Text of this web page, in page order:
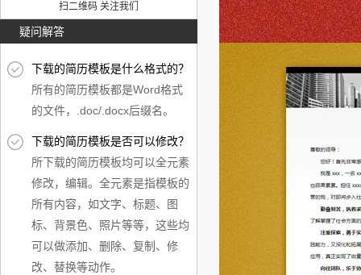
扫二维码 关注我们
疑问解答
下载的简历模板是什么格式的？
所有的简历模板都是Word格式
的文件，.doc/.docx后缀名。
下载的简历模板是否可以修改？
所下载的简历模板均可以全元素
修改，编辑。全元素是指模板的
所有内容，如文字、标题、图
标、背景色、照片等等，这些均
可以做添加、删除、复制、修
改、替换等动作。